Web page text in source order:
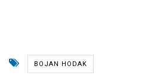
BOJAN HODAK